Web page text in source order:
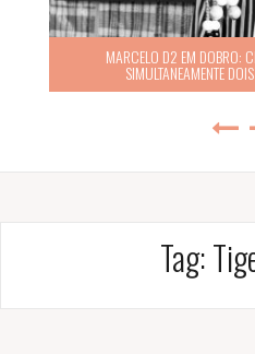
MARCELO D2 EM DOBRO:
SIMULTANEAMENTE
Tag: